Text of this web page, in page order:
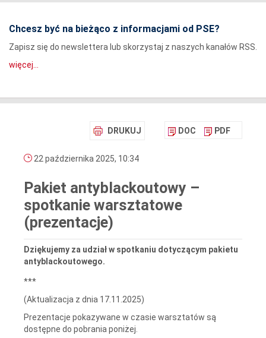
Chcesz być na bieżąco z informacjami od PSE?
Zapisz się do newslettera lub skorzystaj z naszych kanałów RSS.
więcej...
DRUKUJ DOC PDF
22 października 2025, 10:34
Pakiet antyblackoutowy –
spotkanie warsztatowe
(prezentacje)
Dziękujemy za udział w spotkaniu dotyczącym pakietu
antyblackoutowego.
***
(Aktualizacja z dnia 17.11.2025)
Prezentacje pokazywane w czasie warsztatów są
dostępne do pobrania poniżej.